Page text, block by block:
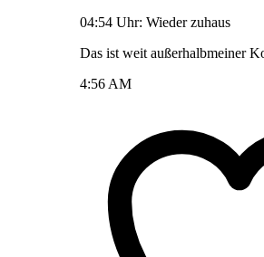
04:54 Uhr: Wieder zuhaus
Das ist weit außerhalbmeiner
4:56 AM